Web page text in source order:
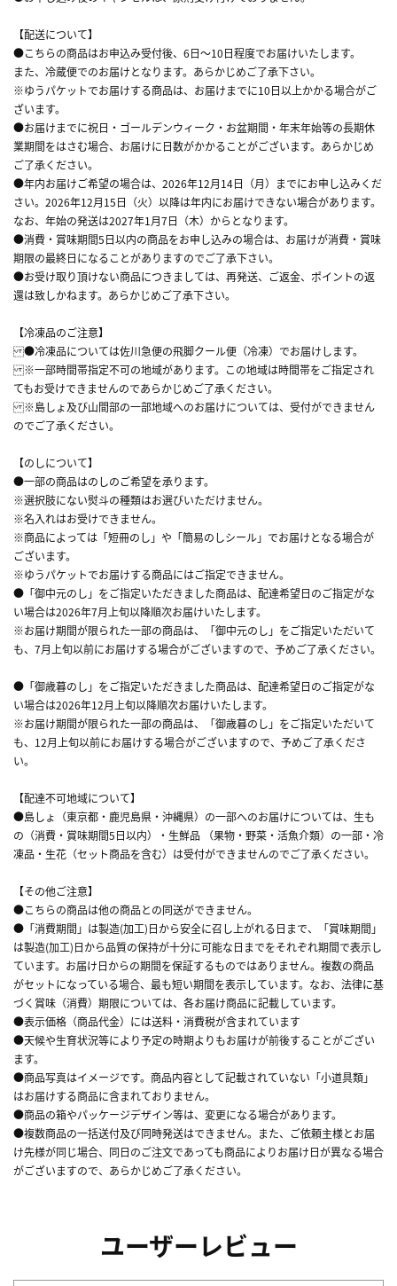
【配送について】
●こちらの商品はお申込み受付後、6日～10日程度でお届けいたします。
また、冷蔵便でのお届けとなります。あらかじめご了承下さい。
※ゆうパケットでお届けする商品は、お届けまでに10日以上かかる場合がご
ざいます。
●お届けまでに祝日・ゴールデンウィーク・お盆期間・年末年始等の長期休
業期間をはさむ場合、お届けに日数がかかることがございます。あらかじめ
ご了承ください。
●年内お届けご希望の場合は、2026年12月14日（月）までにお申し込みくだ
さい。2026年12月15日（火）以降は年内にお届けできない場合があります。
なお、年始の発送は2027年1月7日（木）からとなります。
●消費・賞味期間5日以内の商品をお申し込みの場合は、お届けが消費・賞味
期限の最終日になることがありますのでご了承下さい。
●お受け取り頂けない商品につきましては、再発送、ご返金、ポイントの返
還は致しかねます。あらかじめご了承下さい。
【冷凍品のご注意】
●冷凍品については佐川急便の飛脚クール便（冷凍）でお届けします。
※一部時間帯指定不可の地域があります。この地域は時間帯をご指定され
てもお受けできませんのであらかじめご了承ください。
※島しょ及び山間部の一部地域へのお届けについては、受付ができません
のでご了承ください。
【のしについて】
●一部の商品はのしのご希望を承ります。
※選択肢にない熨斗の種類はお選びいただけません。
※名入れはお受けできません。
※商品によっては「短冊のし」や「簡易のしシール」でお届けとなる場合が
ございます。
※ゆうパケットでお届けする商品にはご指定できません。
●「御中元のし」をご指定いただきました商品は、配達希望日のご指定がな
い場合は2026年7月上旬以降順次お届けいたします。
※お届け期間が限られた一部の商品は、「御中元のし」をご指定いただいて
も、7月上旬以前にお届けする場合がございますので、予めご了承ください。
●「御歳暮のし」をご指定いただきました商品は、配達希望日のご指定がな
い場合は2026年12月上旬以降順次お届けいたします。
※お届け期間が限られた一部の商品は、「御歳暮のし」をご指定いただいて
も、12月上旬以前にお届けする場合がございますので、予めご了承くださ
い。
【配達不可地域について】
●島しょ（東京都・鹿児島県・沖縄県）の一部へのお届けについては、生も
の（消費・賞味期間5日以内）・生鮮品 （果物・野菜・活魚介類）の一部・冷
凍品・生花（セット商品を含む）は受付ができませんのでご了承ください。
【その他ご注意】
●こちらの商品は他の商品との同送ができません。
●「消費期間」は製造(加工)日から安全に召し上がれる日まで、「賞味期間」
は製造(加工)日から品質の保持が十分に可能な日までをそれぞれ期間で表示し
ています。お届け日からの期間を保証するものではありません。複数の商品
がセットになっている場合、最も短い期間を表示しています。なお、法律に基
づく賞味（消費）期限については、各お届け商品に記載しています。
●表示価格（商品代金）には送料・消費税が含まれています
●天候や生育状況等により予定の時期よりもお届けが前後することがござい
ます。
●商品写真はイメージです。商品内容として記載されていない「小道具類」
はお届けする商品に含まれておりません。
●商品の箱やパッケージデザイン等は、変更になる場合があります。
●複数商品の一括送付及び同時発送はできません。また、ご依頼主様とお届
け先様が同じ場合、同日のご注文であっても商品によりお届け日が異なる場合
がございますので、あらかじめご了承ください。
ユーザーレビュー